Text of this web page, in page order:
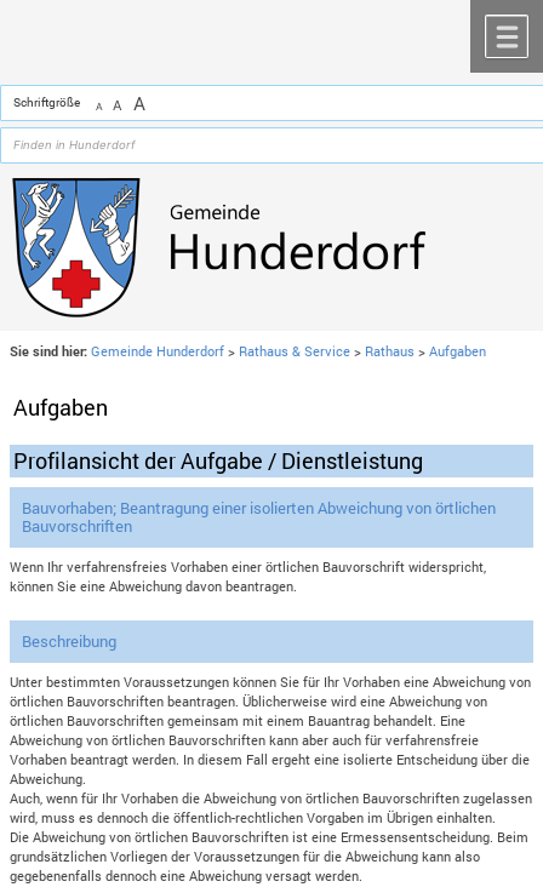
Schriftgröße A A A
Sie sind hier: Gemeinde Hunderdorf > Rathaus & Service > Rathaus >Aufgaben
Aufgaben
Profilansicht der Aufgabe / Dienstleistung
Bauvorhaben; Beantragung einer isolierten Abweichung von örtlichen
Bauvorschriften
Wenn Ihr verfahrensfreies Vorhaben einer örtlichen Bauvorschrift widerspricht,
können Sie eine Abweichung davon beantragen.
Beschreibung
Unter bestimmten Voraussetzungen können Sie für Ihr Vorhaben eine Abweichung von
örtlichen Bauvorschriften beantragen. Üblicherweise wird eine Abweichung von
örtlichen Bauvorschriften gemeinsam mit einem Bauantrag behandelt. Eine
Abweichung von örtlichen Bauvorschriften kann aber auch für verfahrensfreie
Vorhaben beantragt werden. In diesem Fall ergeht eine isolierte Entscheidung über die
Abweichung.
Auch, wenn für Ihr Vorhaben die Abweichung von örtlichen Bauvorschriften zugelassen
wird, muss es dennoch die öffentlich-rechtlichen Vorgaben im Übrigen einhalten.
Die Abweichung von örtlichen Bauvorschriften ist eine Ermessensentscheidung. Beim
grundsätzlichen Vorliegen der Voraussetzungen für die Abweichung kann also
gegebenenfalls dennoch eine Abweichung versagt werden.